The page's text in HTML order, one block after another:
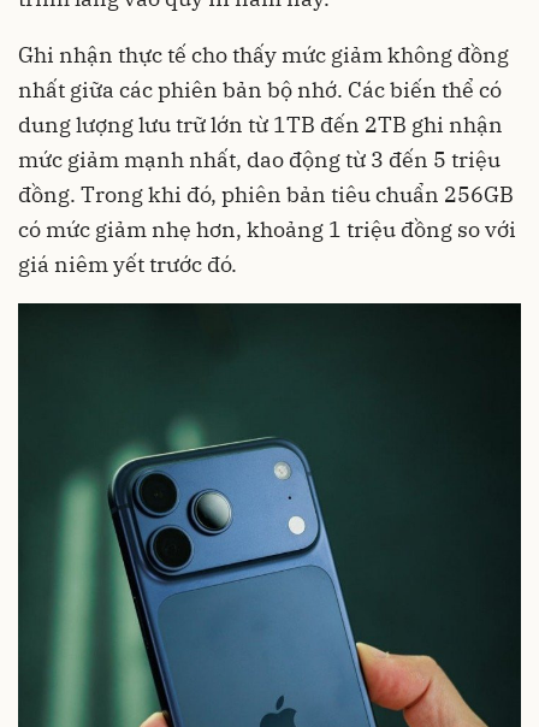
Ghi nhận thực tế cho thấy mức giảm không đồng
nhất giữa các phiên bản bộ nhớ. Các biến thể có
dung lượng lưu trữ lớn từ 1TB đến 2TB ghi nhận
mức giảm mạnh nhất, dao động từ 3 đến 5 triệu
đồng. Trong khi đó, phiên bản tiêu chuẩn 256GB
có mức giảm nhẹ hơn, khoảng 1 triệu đồng so với
giá niêm yết trước đó.